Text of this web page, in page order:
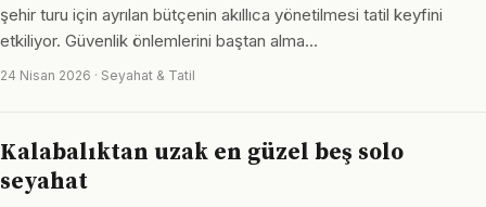
şehir turu için ayrılan bütçenin akıllıca yönetilmesi tatil keyfini
etkiliyor. Güvenlik önlemlerini baştan alma…
24 Nisan 2026 · Seyahat & Tatil
Kalabalıktan uzak en güzel beş solo
seyahat